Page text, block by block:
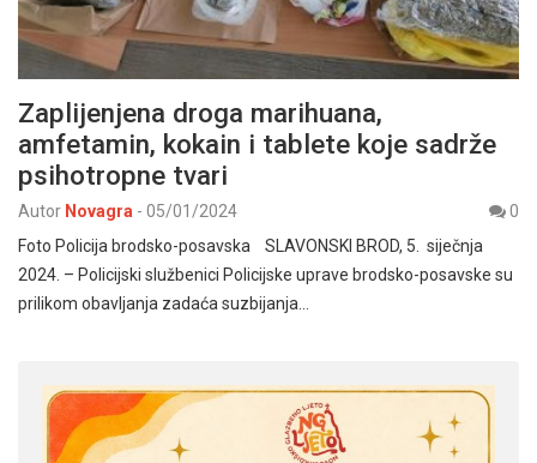
Zaplijenjena droga marihuana,
amfetamin, kokain i tablete koje sadrže
psihotropne tvari
Autor Novagra - 05/01/2024
0
Foto Policija brodsko-posavska SLAVONSKI BROD, 5. siječnja
2024. – Policijski službenici Policijske uprave brodsko-posavske su
prilikom obavljanja zadaća suzbijanja…